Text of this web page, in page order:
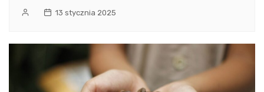
13 stycznia 2025